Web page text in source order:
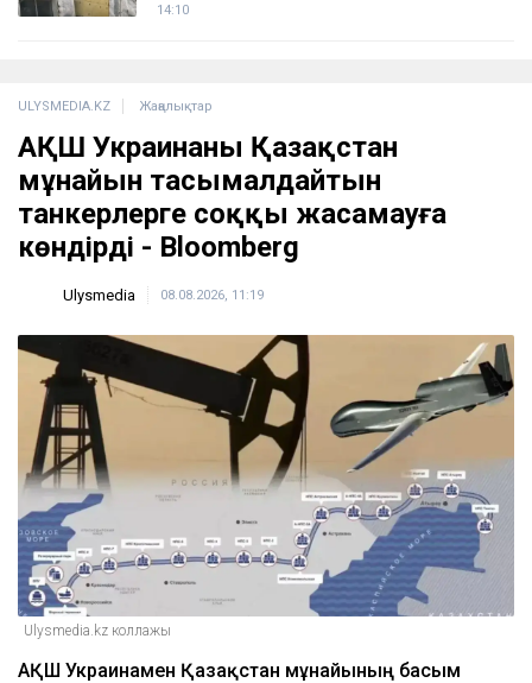
14:10
ULYSMEDIA.KZ Жаңалықтар
АҚШ Украинаны Қазақстан
мұнайын тасымалдайтын
танкерлерге соққы жасамауға
көндірді - Bloomberg
Ulysmedia 08.08.2026, 11:19
Ulysmedia.kz коллажы
АҚШ Украинамен Қазақстан мұнайының басым